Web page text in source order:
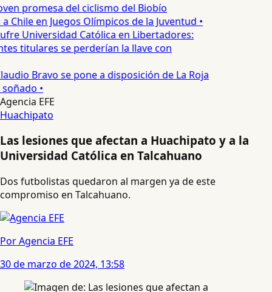
promesa del ciclismo del Biobío
Chile en Juegos Olímpicos de la Juventud •
Universidad Católica en Libertadores:
titulares se perderían la llave con
Bravo se pone a disposición de La Roja
•
Agencia EFE
Huachipato
Las lesiones que afectan a Huachipato y a la
Universidad Católica en Talcahuano
Dos futbolistas quedaron al margen ya de este
compromiso en Talcahuano.
Por Agencia EFE
30 de marzo de 2024, 13:58